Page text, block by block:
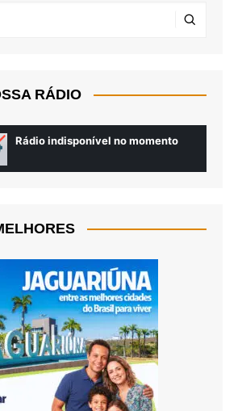
RÁDIO